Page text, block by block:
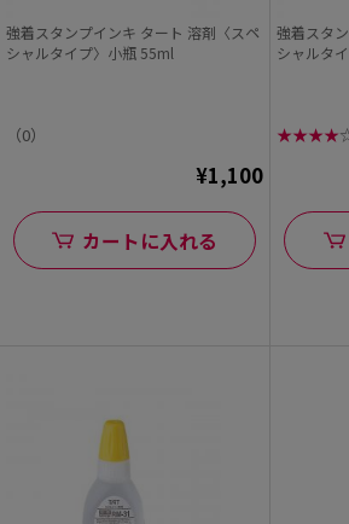
強着スタンプインキ タート 溶剤〈スペ
シャルタイプ〉小瓶 55ml
（0）
¥1,100
カートに入れる
強着スタ
シャルタ
★★★★